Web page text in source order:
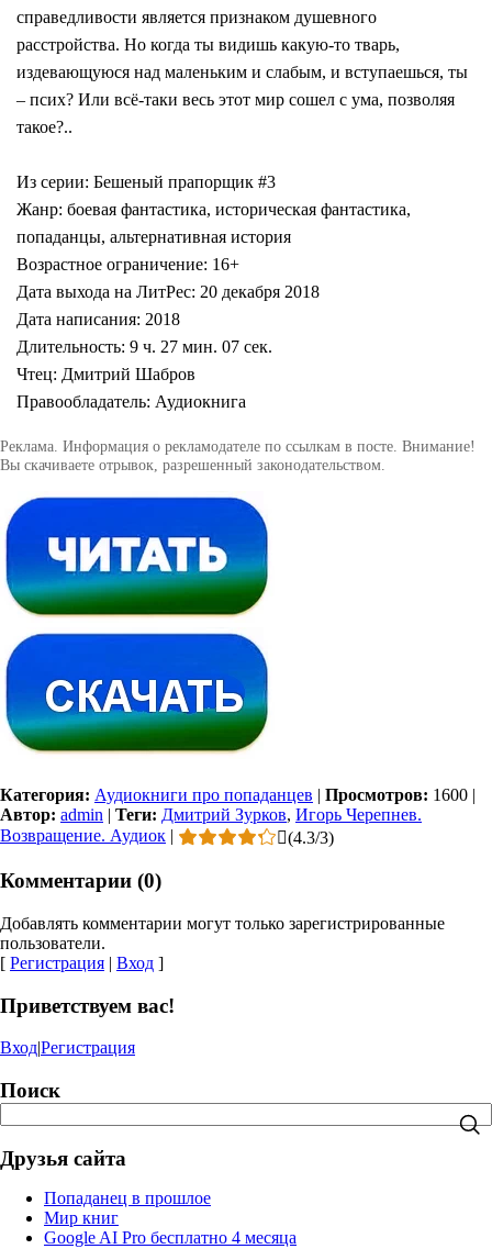
справедливости является признаком душевного
расстройства. Но когда ты видишь какую-то тварь,
издевающуюся над маленьким и слабым, и вступаешься, ты
– псих? Или всё-таки весь этот мир сошел с ума, позволяя
такое?..
Из серии: Бешеный прапорщик #3
Жанр: боевая фантастика, историческая фантастика,
попаданцы, альтернативная история
Возрастное ограничение: 16+
Дата выхода на ЛитРес: 20 декабря 2018
Дата написания: 2018
Длительность: 9 ч. 27 мин. 07 сек.
Чтец: Дмитрий Шабров
Правообладатель: Аудиокнига
Реклама. Информация о рекламодателе по ссылкам в посте. Внимание!
Вы скачиваете отрывок, разрешенный законодательством.
Категория: Аудиокниги про попаданцев | Просмотров: 1600 |
Автор: admin | Теги: Дмитрий Зурков, Игорь Черепнев.
Возвращение. Аудиок | (4.3/3)
Комментарии (0)
Добавлять комментарии могут только зарегистрированные
пользователи.
[ Регистрация | Вход ]
Приветствуем вас!
Вход|Регистрация
Поиск
Друзья сайта
Попаданец в прошлое
Мир книг
Google AI Pro бесплатно 4 месяца